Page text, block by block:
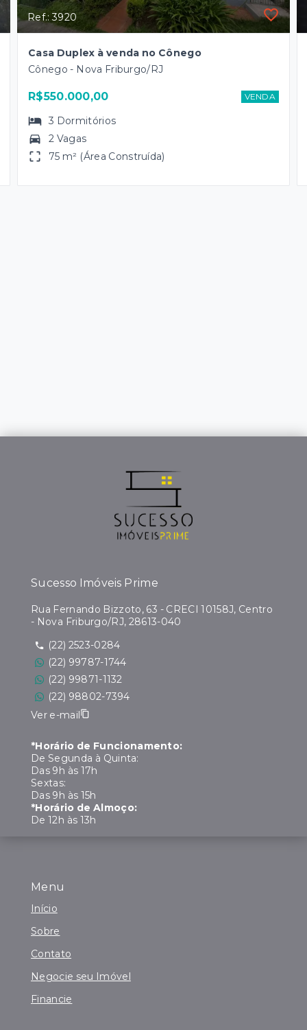
Ref.: 3920
Casa Duplex à venda no Cônego
Cônego - Nova Friburgo/RJ
R$550.000,00 VENDA
3 Dormitórios
2 Vagas
75 m² (Área Construída)
Menu
Início
Sobre
Contato
Negocie seu Imóvel
Financie
Sucesso Imóveis Prime
Rua Fernando Bizzoto, 63 - CRECI 10158J, Centro
- Nova Friburgo/RJ, 28613-040
(22) 2523-0284
(22) 99787-1744
(22) 99871-1132
(22) 98802-7394
Ver e-mail
*Horário de Funcionamento:
De Segunda à Quinta:
Das 9h às 17h
Sextas:
Das 9h às 15h
*Horário de Almoço:
De 12h às 13h